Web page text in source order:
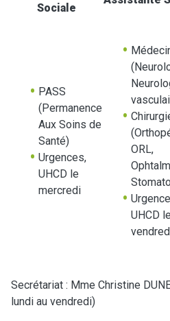
Sociale
PASS
(Permanence
Aux Soins de
Santé)
Urgences,
UHCD le
mercredi
ORL,
UHCD le
Secrétariat : Mme Christine
lundi au vendredi)